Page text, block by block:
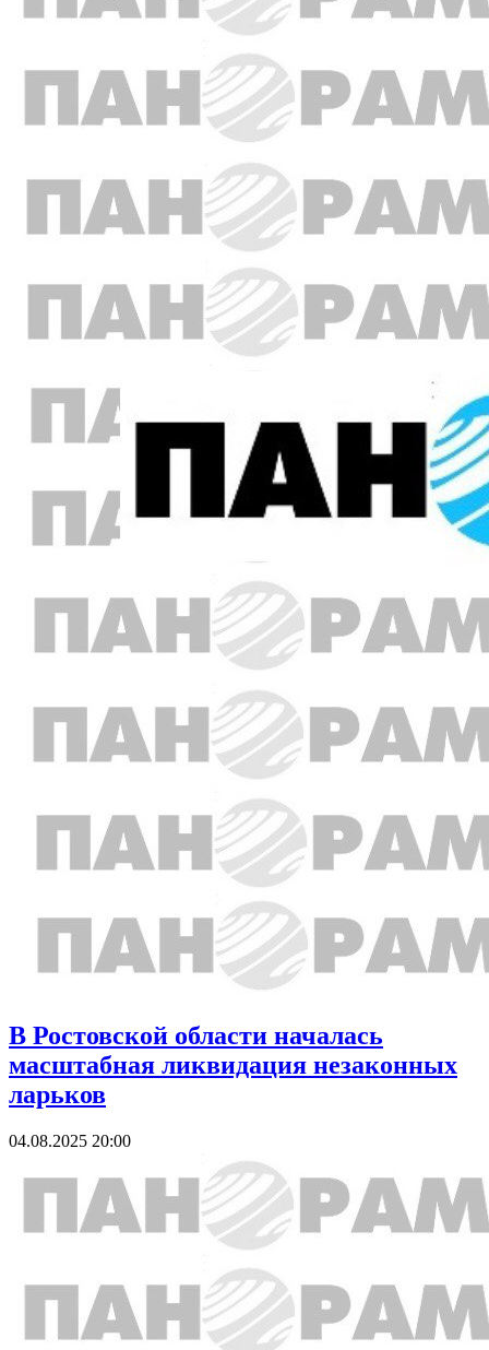
В Ростовской области началась
масштабная ликвидация незаконных
ларьков
04.08.2025 20:00